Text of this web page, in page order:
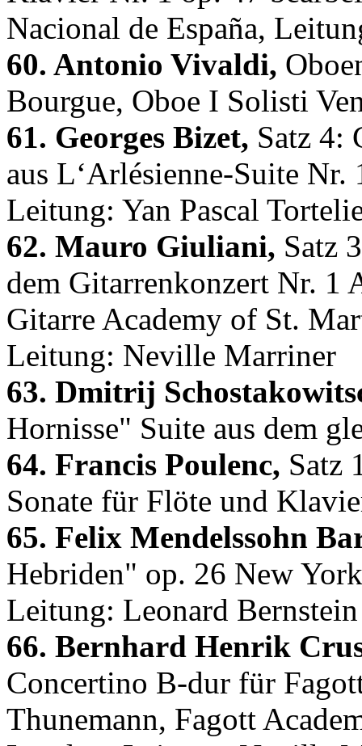
Nacional de España,
60. Antonio Vivaldi,
Bourgue, Oboe I Solisti
61. Georges Bizet, Satz 4:
aus L‘Arlésienne-Suite
Leitung: Yan Pascal
62. Mauro Giuliani, Satz
dem Gitarrenkonzert Nr. 1
Gitarre Academy of St.
Leitung: Neville Marriner
63. Dmitrij
Hornisse" Suite aus dem
64. Francis Poulenc, Satz
Sonate für Flöte und
65. Felix Mendelssohn
Hebriden" op. 26 New
Leitung: Leonard Bernstein
66. Bernhard Henrik
Concertino B-dur für
Thunemann, Fagott